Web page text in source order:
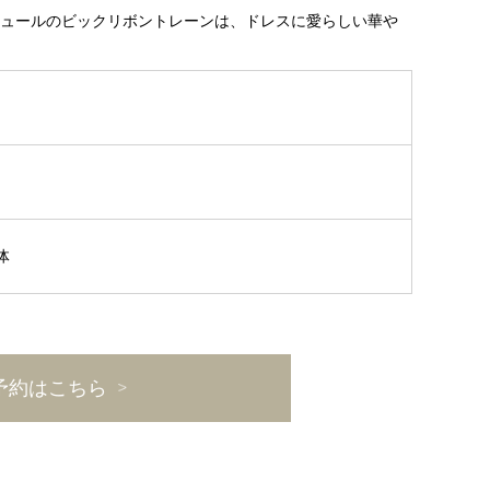
ールのビックリボントレーンは、ドレスに愛らしい華や
約はこちら